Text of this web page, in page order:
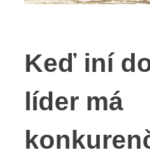
Keď iní
líder má